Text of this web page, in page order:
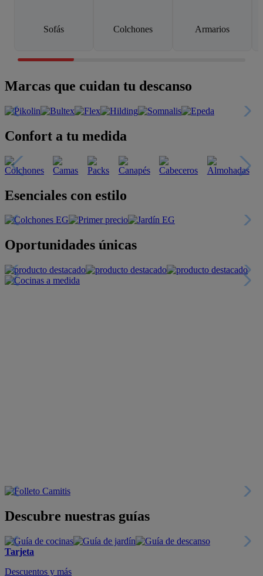
Sofás Colchones Armarios
Marcas que cuidan tu descanso
Confort a tu medida
Esenciales con estilo
Oportunidades únicas
Descubre nuestras guías
Tarjeta
Descuentos y más